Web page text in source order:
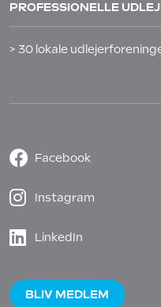
PROFESSIONELLE
> 30 lokale
Facebook
Instagram
LinkedIn
BLIV MEDLEM